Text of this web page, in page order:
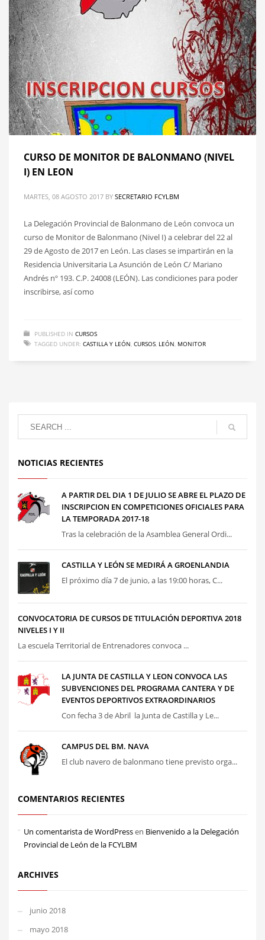
CURSO DE MONITOR DE BALONMANO (NIVEL
I) EN LEON
MARTES, 08 AGOSTO 2017 BY SECRETARIO FCYLBM
La Delegación Provincial de Balonmano de León convoca un
curso de Monitor de Balonmano (Nivel I) a celebrar del 22 al
29 de Agosto de 2017 en León. Las clases se impartirán en la
Residencia Universitaria La Asunción de León C/ Mariano
Andrés nº 193. C.P. 24008 (LEÓN). Las condiciones para poder
inscribirse, así como
PUBLISHED IN CURSOS
TAGGED UNDER: CASTILLA Y LEÓN CURSOS LEÓN MONITOR
NOTICIAS RECIENTES
A PARTIR DEL DIA 1 DE JULIO SE ABRE EL PLAZO DE
INSCRIPCION EN COMPETICIONES OFICIALES PARA
LA TEMPORADA 2017-18
Tras la celebración de la Asamblea General Ordi...
CASTILLA Y LEÓN SE MEDIRÁ A GROENLANDIA
El próximo día 7 de junio, a las 19:00 horas, C...
CONVOCATORIA DE CURSOS DE TITULACIÓN DEPORTIVA 2018
NIVELES I Y II
La escuela Territorial de Entrenadores convoca ...
LA JUNTA DE CASTILLA Y LEON CONVOCA LAS
SUBVENCIONES DEL PROGRAMA CANTERA Y DE
EVENTOS DEPORTIVOS EXTRAORDINARIOS
Con fecha 3 de Abril la Junta de Castilla y Le...
CAMPUS DEL BM. NAVA
El club navero de balonmano tiene previsto orga...
COMENTARIOS RECIENTES
Un comentarista de WordPressen Bienvenido a la Delegación
Provincial de León de la FCYLBM
ARCHIVES
junio 2018
mayo 2018